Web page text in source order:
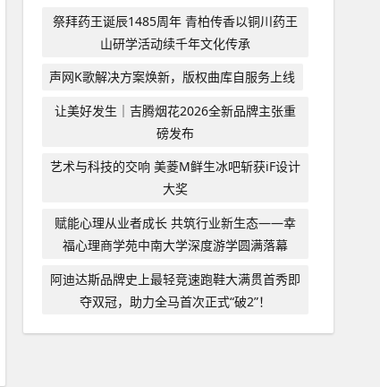
祭拜药王诞辰1485周年 青柏传香以铜川药王
山研学活动续千年文化传承
声网K歌解决方案焕新，版权曲库自服务上线
让美好发生｜吉腾烟花2026全新品牌主张重
磅发布
艺术与科技的交响 美菱M鲜生冰吧斩获iF设计
大奖
赋能心理从业者成长 共筑行业新生态——幸
福心理商学苑中南大学深度游学圆满落幕
阿迪达斯品牌史上最轻竞速跑鞋大满贯首秀即
夺双冠，助力全马首次正式“破2”！